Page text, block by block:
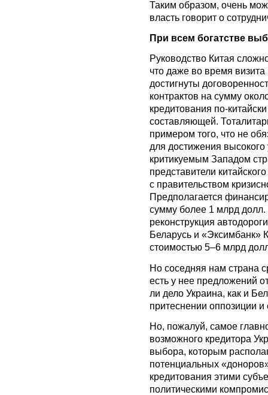
Таким образом, очень
власть говорит о
При всем богатстве
Руководство Китая
что даже во время
достигнуты
контрактов на сумму
кредитования по-
составляющей.
примером того, что не
для достижения высокого
критикуемым Западом
представители
с правительством
Предполагается
сумму более 1 млрд долл.
реконструкция
Беларусь и «Эксимбанк»
стоимостью 5–6 млрд
Но соседняя нам страна
есть у нее предложений
ли дело Украина, как и
притеснении оппозиции
Но, пожалуй, самое
возможного кредитора
выбора, которым
потенциальных
кредитования этими
политическими